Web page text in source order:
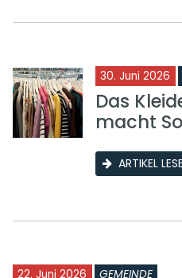
30. Juni 2026
Das
macht
ARTIKEL
22. Juni 2026 GEMEINDE